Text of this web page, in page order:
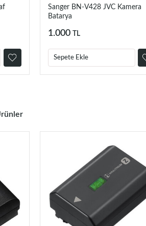
Sanger BN-V428 JVC Kamera
Batarya
1.000 TL
Sepete Ekle